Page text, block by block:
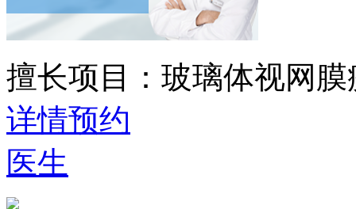
擅长项目： 玻璃体视网
详情预约
医生